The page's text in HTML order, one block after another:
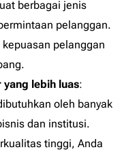
berbagai jenis
pelanggan.
pelanggan
yang lebih luas:
oleh banyak
dan institusi.
tinggi, Anda